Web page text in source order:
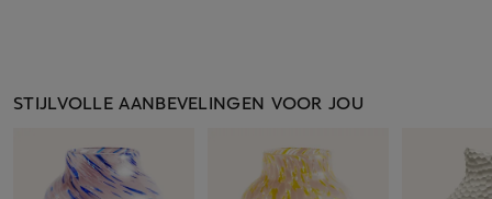
STIJLVOLLE AANBEVELINGEN VOOR JOU